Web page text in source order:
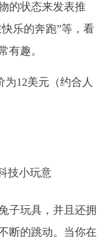
的状态来发表推
乐的奔跑”等，看
有趣。
为12美元（约合人
子玩具，并且还拥
断的跳动。当你在